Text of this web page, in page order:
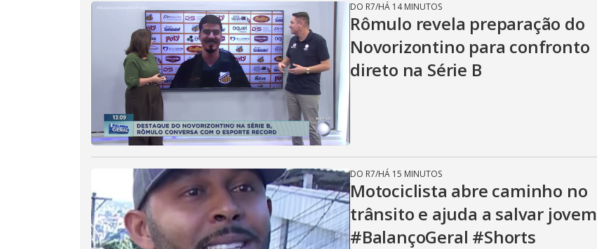
DO R7/HÁ 14 MINUTOS
Rômulo revela preparação do
Novorizontino para confronto
direto na Série B
DO R7/HÁ 15 MINUTOS
Motociclista abre caminho no
trânsito e ajuda a salvar jovem
#BalançoGeral #Shorts